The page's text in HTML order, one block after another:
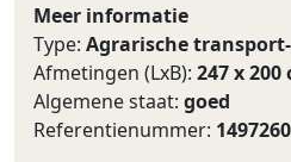
Meer informatie
Type: Agrarische
Afmetingen (LxB): 247 x 200
Algemene staat: goed
Referentienummer: